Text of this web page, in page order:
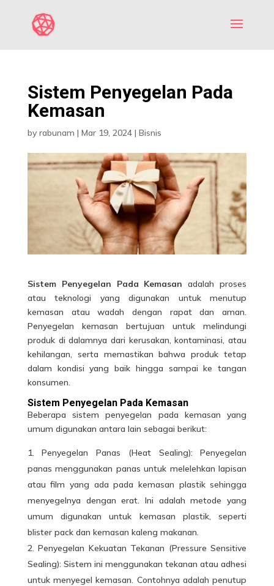
Sistem Penyegelan Pada
Kemasan
by rabunam | Mar 19, 2024| Bisnis
Sistem Penyegelan Pada Kemasanadalah proses
atau teknologi yang digunakan untuk menutup
kemasan atau wadah dengan rapat dan aman.
Penyegelan kemasan bertujuan untuk melindungi
produk di dalamnya dari kerusakan, kontaminasi, atau
kehilangan, serta memastikan bahwa produk tetap
dalam kondisi yang baik hingga sampai ke tangan
konsumen.
Sistem Penyegelan Pada Kemasan
Beberapa sistempenyegelan pada kemasan yang
umum digunakan antara lain sebagai berikut:
Penyegelan Panas (Heat Sealing): Penyegelan
panas menggunakan panas untuk melelehkan lapisan
atau film yang ada pada kemasan plastiksehingga
menyegelnya dengan erat. Ini adalah metode yang
umum digunakan untuk kemasan plastik, seperti
blister pack dan kemasan kaleng makanan.
Penyegelan Kekuatan Tekanan (Pressure Sensitive
Sealing): Sistem ini menggunakan tekanan atau adhesi
untuk menyegel kemasan. Contohnya adalah penutup